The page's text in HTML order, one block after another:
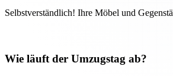
Selbstverständlich! Ihre Möbel und
Wie läuft der Umzugstag ab?